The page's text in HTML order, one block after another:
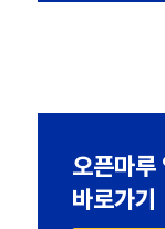
오픈마루
바로가기